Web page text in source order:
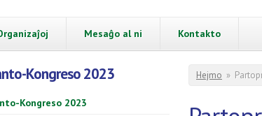
Mesaĝo al ni Kontakto
Kongreso 2023
Kongreso 2023
You are
Hejmo »